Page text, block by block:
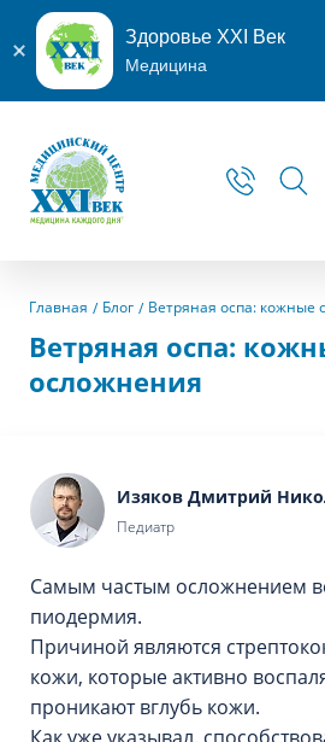
Здоровье XXI Век
Медицина
Главная Блог Ветряная оспа: кожные
Ветряная оспа:
осложнения
Изяков Дмитрий
Педиатр
Самым частым осложнением
пиодермия.
Причиной являются
кожи, которые активно
проникают вглубь кожи.